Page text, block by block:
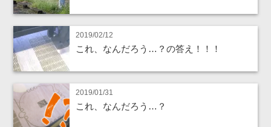
2019/02/12
これ、なんだろう…？の答え！！！
2019/01/31
これ、なんだろう…？